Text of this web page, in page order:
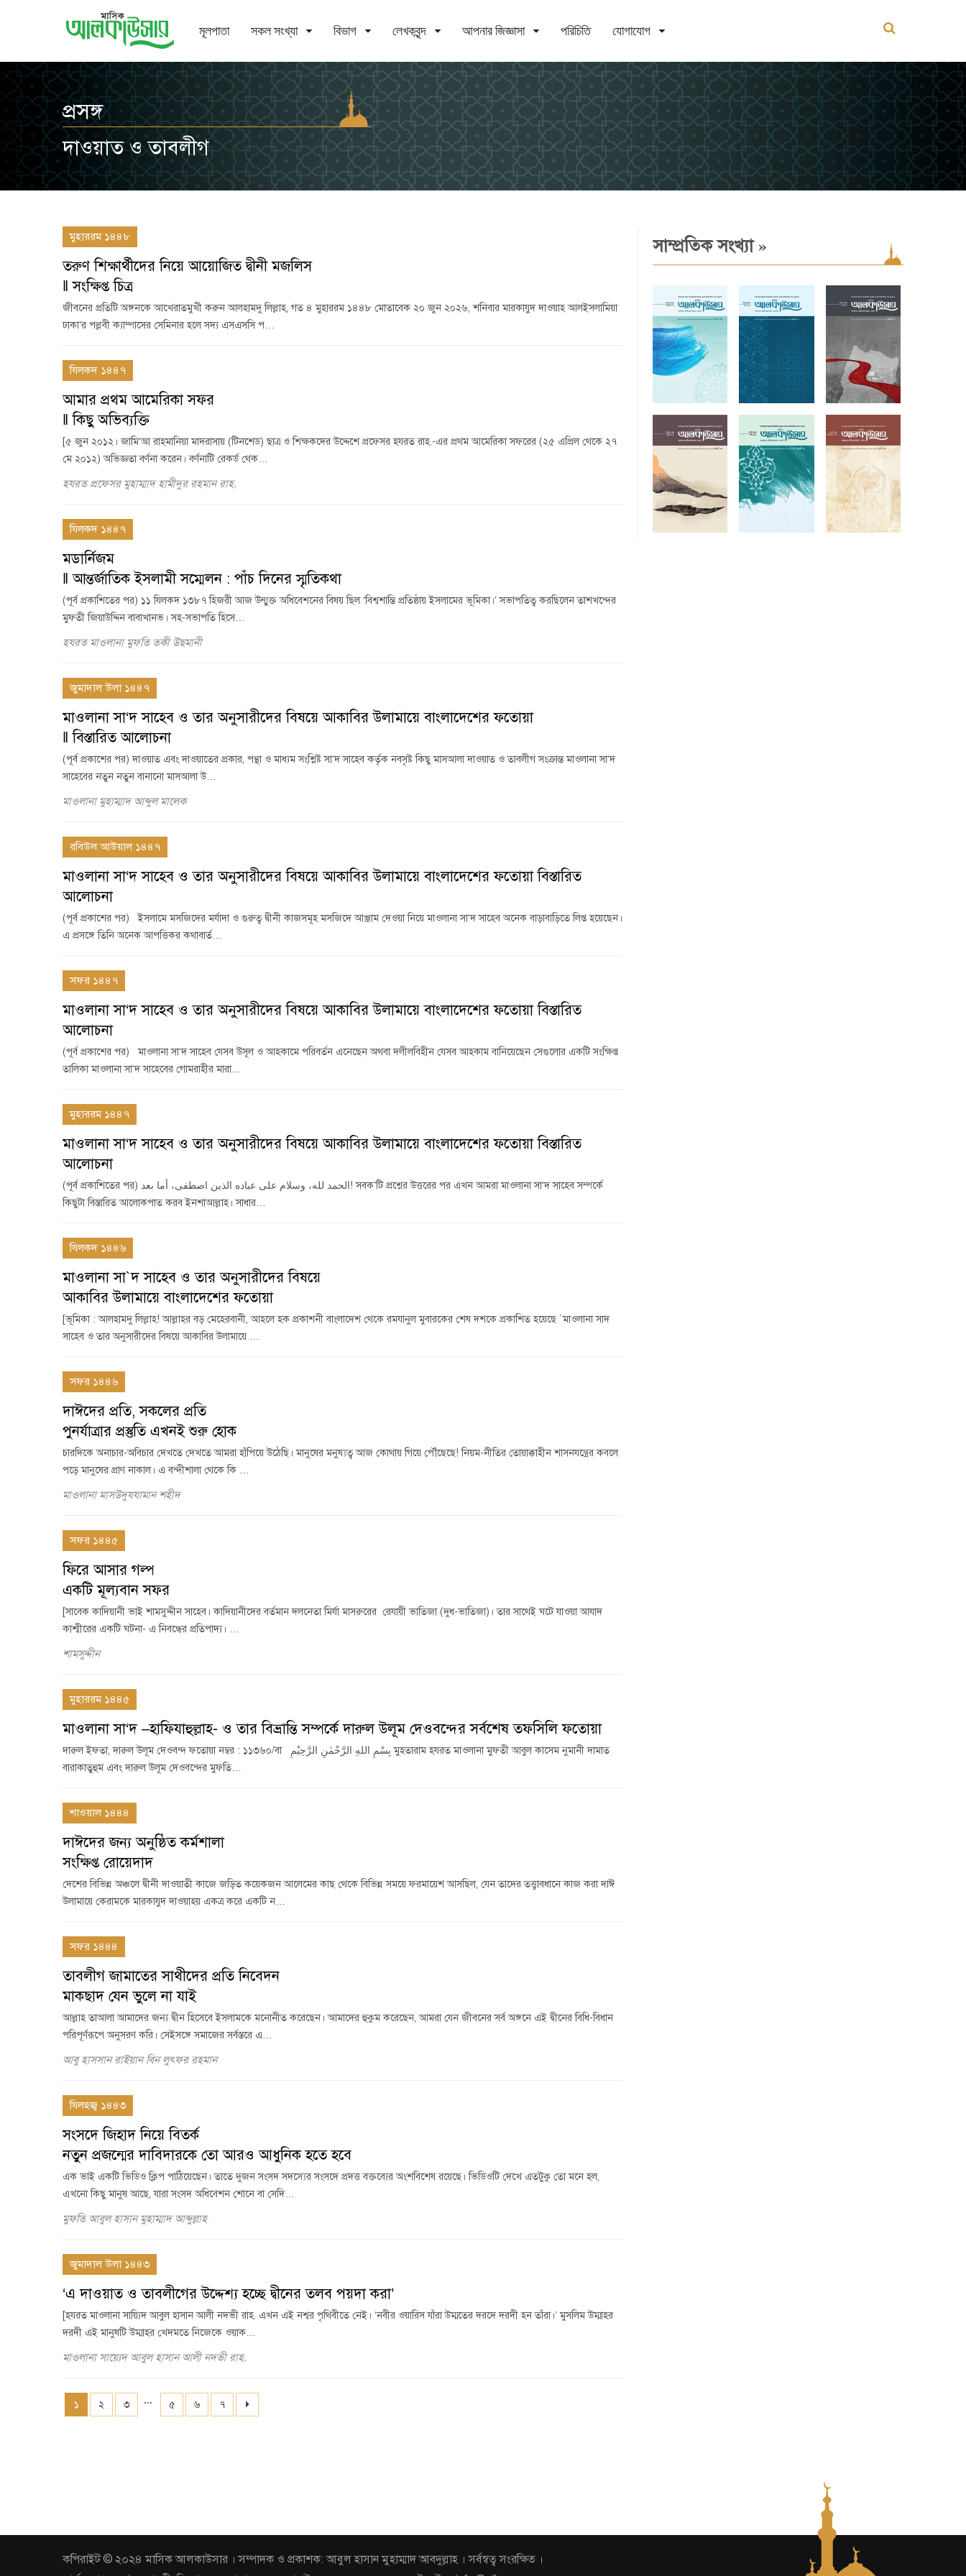
মূলপাতা সকল সংখ্যা বিভাগ লেখকবৃন্দ আপনার জিজ্ঞাসা পরিচিতি যোগাযোগ
প্রসঙ্গ
দাওয়াত ও তাবলীগ
মুহাররম ১৪৪৮
তরুণ শিক্ষার্থীদের নিয়ে আয়োজিত দ্বীনী মজলিস
‖ সংক্ষিপ্ত চিত্র
জীবনের প্রতিটি অঙ্গনকে আখেরাতমুখী করুন আলহামদু লিল্লাহ, গত ৪ মুহাররম ১৪৪৮ মোতাবেক ২০ জুন ২০২৬, শনিবার মারকাযুদ দাওয়াহ আলইসলামিয়া
ঢাকা’র পল্লবী ক্যাম্পাসের সেমিনার হলে সদ্য এসএসসি প…
যিলকদ ১৪৪৭
আমার প্রথম আমেরিকা সফর
‖ কিছু অভিব্যক্তি
[৫ জুন ২০১২। জামি‘আ রাহমানিয়া মাদরাসায় (টিনশেড) ছাত্র ও শিক্ষকদের উদ্দেশে প্রফেসর হযরত রাহ.-এর প্রথম আমেরিকা সফরের (২৫ এপ্রিল থেকে ২৭
মে ২০১২) অভিজ্ঞতা বর্ণনা করেন। বর্ণনাটি রেকর্ড থেক…
হযরত প্রফেসর মুহাম্মাদ হামীদুর রহমান রাহ.
যিলকদ ১৪৪৭
মডার্নিজম
‖ আন্তর্জাতিক ইসলামী সম্মেলন : পাঁচ দিনের স্মৃতিকথা
(পূর্ব প্রকাশিতের পর) ১১ যিলকদ ১৩৮৭ হিজরী আজ উন্মুক্ত অধিবেশনের বিষয় ছিল ‘বিশ্বশান্তি প্রতিষ্ঠায় ইসলামের ভূমিকা।’ সভাপতিত্ব করছিলেন তাশখন্দের
মুফতী জিয়াউদ্দিন বাবাখানভ। সহ-সভাপতি হিসে…
হযরত মাওলানা মুফতি তকী উছমানী
জুমাদাল উলা ১৪৪৭
মাওলানা সা‘দ সাহেব ও তার অনুসারীদের বিষয়ে আকাবির উলামায়ে বাংলাদেশের ফতোয়া
‖ বিস্তারিত আলোচনা
(পূর্ব প্রকাশের পর) দাওয়াত এবং দাওয়াতের প্রকার, পন্থা ও মাধ্যম সংশ্লিষ্ট সা‘দ সাহেব কর্তৃক নবসৃষ্ট কিছু মাসআলা দাওয়াত ও তাবলীগ সংক্রান্ত মাওলানা সা‘দ
সাহেবের নতুন নতুন বানানো মাসআলা উ…
মাওলানা মুহাম্মাদ আব্দুল মালেক
রবিউল আউয়াল ১৪৪৭
মাওলানা সা‘দ সাহেব ও তার অনুসারীদের বিষয়ে আকাবির উলামায়ে বাংলাদেশের ফতোয়া বিস্তারিত
আলোচনা
(পূর্ব প্রকাশের পর) ইসলামে মসজিদের মর্যাদা ও গুরুত্ব দ্বীনী কাজসমূহ মসজিদে আঞ্জাম দেওয়া নিয়ে মাওলানা সা‘দ সাহেব অনেক বাড়াবাড়িতে লিপ্ত হয়েছেন।
এ প্রসঙ্গে তিনি অনেক আপত্তিকর কথাবার্ত…
সফর ১৪৪৭
মাওলানা সা‘দ সাহেব ও তার অনুসারীদের বিষয়ে আকাবির উলামায়ে বাংলাদেশের ফতোয়া বিস্তারিত
আলোচনা
(পূর্ব প্রকাশের পর) মাওলানা সা‘দ সাহেব যেসব উসূল ও আহকামে পরিবর্তন এনেছেন অথবা দলীলবিহীন যেসব আহকাম বানিয়েছেন সেগুলোর একটি সংক্ষিপ্ত
তালিকা মাওলানা সা‘দ সাহেবের গোমরাহীর মারা…
মুহাররম ১৪৪৭
মাওলানা সা‘দ সাহেব ও তার অনুসারীদের বিষয়ে আকাবির উলামায়ে বাংলাদেশের ফতোয়া বিস্তারিত
আলোচনা
(পূর্ব প্রকাশিতের পর) الحمد لله، وسلام على عباده الذين اصطفى، أما بعد! সবক’টি প্রশ্নের উত্তরের পর এখন আমরা মাওলানা সা‘দ সাহেব সম্পর্কে
কিছুটা বিস্তারিত আলোকপাত করব ইনশাআল্লাহ। সাধার…
যিলকদ ১৪৪৬
মাওলানা সা`দ সাহেব ও তার অনুসারীদের বিষয়ে
আকাবির উলামায়ে বাংলাদেশের ফতোয়া
[ভূমিকা : আলহামদু লিল্লাহ! আল্লাহর বড় মেহেরবানী, আহলে হক প্রকাশনী বাংলাদেশ থেকে রমযানুল মুবারকের শেষ দশকে প্রকাশিত হয়েছে `মাওলানা সাদ
সাহেব ও তার অনুসারীদের বিষয়ে আকাবির উলামায়ে …
সফর ১৪৪৬
দাঈদের প্রতি, সকলের প্রতি
পুনর্যাত্রার প্রস্তুতি এখনই শুরু হোক
চারদিকে অনাচার-অবিচার দেখতে দেখতে আমরা হাঁপিয়ে উঠেছি। মানুষের মনুষ্যত্ব আজ কোথায় গিয়ে পৌঁছেছে! নিয়ম-নীতির তোয়াক্কাহীন শাসনযন্ত্রের কবলে
পড়ে মানুষের প্রাণ নাকাল। এ বন্দীশালা থেকে কি …
মাওলানা মাসউদুযযামান শহীদ
সফর ১৪৪৫
ফিরে আসার গল্প
একটি মূল্যবান সফর
[সাবেক কাদিয়ানী ভাই শামসুদ্দীন সাহেব। কাদিয়ানীদের বর্তমান দলনেতা মির্যা মাসরুরের রেযায়ী ভাতিজা (দুধ-ভাতিজা)। তার সাথেই ঘটে যাওয়া আযাদ
কাশ্মীরের একটি ঘটনা- এ নিবন্ধের প্রতিপাদ্য। …
শামসুদ্দীন
মুহাররম ১৪৪৫
মাওলানা সা‘দ –হাফিযাহুল্লাহ- ও তার বিভ্রান্তি সম্পর্কে দারুল উলূম দেওবন্দের সর্বশেষ তফসিলি ফতোয়া
দারুল ইফতা, দারুল উলূম দেওবন্দ ফতোয়া নম্বর : ১১৩৬০/বা بِسْمِ اللهِ الرَّحْمٰنِ الرَّحِيْمِ মুহতারাম হযরত মাওলানা মুফতী আবুল কাসেম নুমানী দামাত
বারাকাতুহুম এবং দারুল উলূম দেওবন্দের মুফতি…
শাওয়াল ১৪৪৪
দাঈদের জন্য অনুষ্ঠিত কর্মশালা
সংক্ষিপ্ত রোয়েদাদ
দেশের বিভিন্ন অঞ্চলে দ্বীনী দাওয়াতী কাজে জড়িত কয়েকজন আলেমের কাছ থেকে বিভিন্ন সময়ে ফরমায়েশ আসছিল, যেন তাদের তত্ত্বাবধানে কাজ করা দাঈ
উলামায়ে কেরামকে মারকাযুদ দাওয়াহ্য় একত্র করে একটি ন…
সফর ১৪৪৪
তাবলীগ জামাতের সাথীদের প্রতি নিবেদন
মাকছাদ যেন ভুলে না যাই
আল্লাহ তাআলা আমাদের জন্য দ্বীন হিসেবে ইসলামকে মনোনীত করেছেন। আমাদের হুকুম করেছেন, আমরা যেন জীবনের সর্ব অঙ্গনে এই দ্বীনের বিধি-বিধান
পরিপূর্ণরূপে অনুসরণ করি। সেইসঙ্গে সমাজের সর্বস্তরে এ…
আবু হাসসান রাইয়ান বিন লুৎফর রহমান
যিলহজ্ব ১৪৪৩
সংসদে জিহাদ নিয়ে বিতর্ক
নতুন প্রজন্মের দাবিদারকে তো আরও আধুনিক হতে হবে
এক ভাই একটি ভিডিও ক্লিপ পাঠিয়েছেন। তাতে দুজন সংসদ সদস্যের সংসদে প্রদত্ত বক্তব্যের অংশবিশেষ রয়েছে। ভিডিওটি দেখে এতটুকু তো মনে হল,
এখনো কিছু মানুষ আছে, যারা সংসদ অধিবেশন শোনে বা সেদি…
মুফতি আবুল হাসান মুহাম্মাদ আব্দুল্লাহ
জুমাদাল উলা ১৪৪৩
‘এ দাওয়াত ও তাবলীগের উদ্দেশ্য হচ্ছে দ্বীনের তলব পয়দা করা’
[হযরত মাওলানা সায়্যিদ আবুল হাসান আলী নদভী রাহ. এখন এই নশ্বর পৃথিবীতে নেই। ‘নবীর ওয়ারিস যাঁরা উম্মতের দরদে দরদী হন তাঁরা।’ মুসলিম উম্মাহর
দরদী এই মানুষটি উম্মাহর খেদমতে নিজেকে ওয়াক…
মাওলানা সায়্যেদ আবুল হাসান আলী নদভী রাহ.
১ ২ ৩ ... ৫ ৬ ৭
সাম্প্রতিক সংখ্যা»
কপিরাইট © ২০২৪ মাসিক আলকাউসার । সম্পাদক ও প্রকাশক: আবুল হাসান মুহাম্মাদ আবদুল্লাহ । সর্বস্বত্ব সংরক্ষিত ।